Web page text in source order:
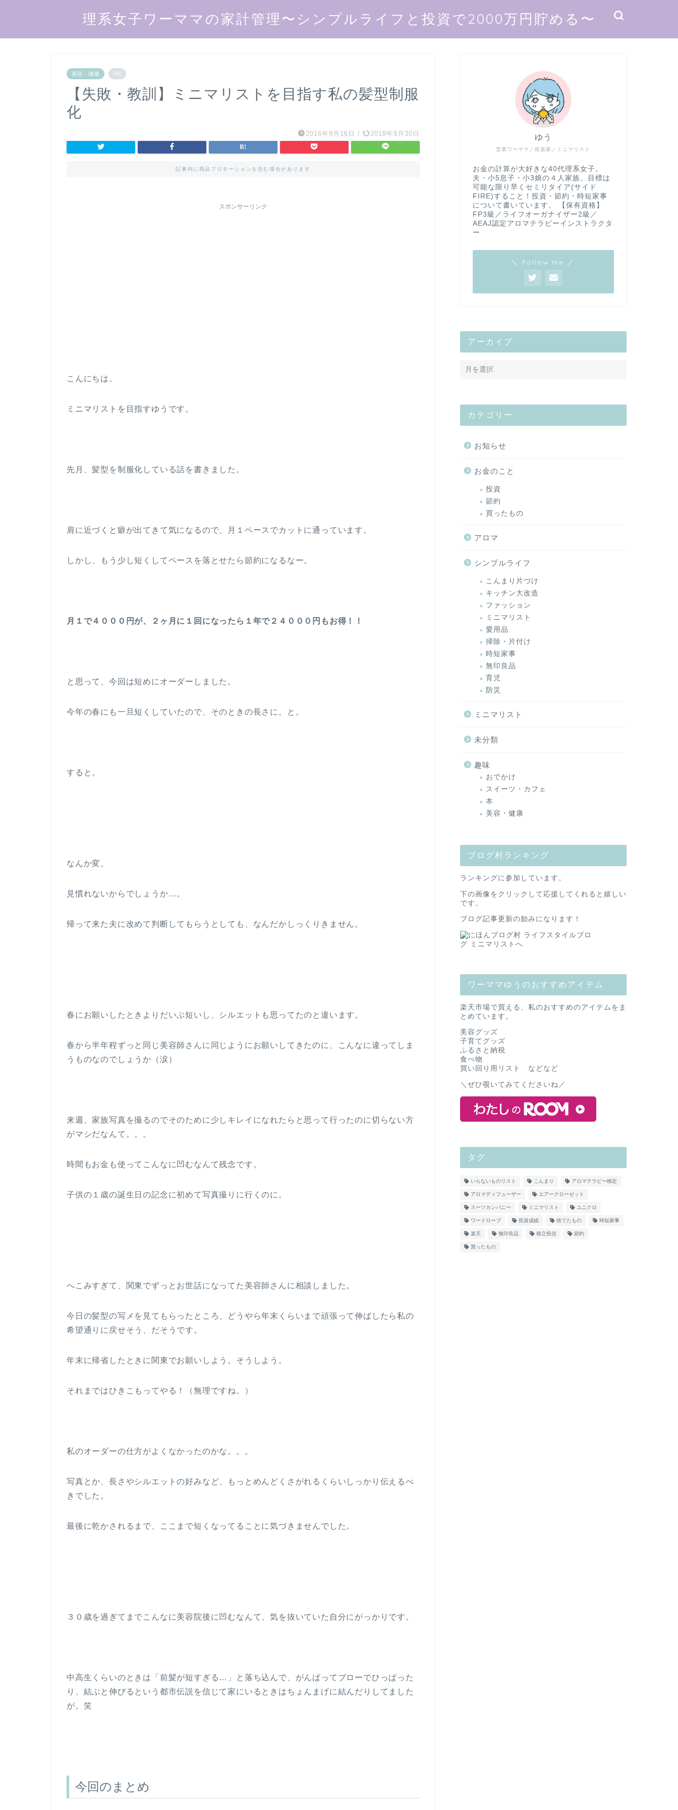
理系女子ワーママの家計管理〜シンプルライフと投資で2000万円貯める〜
美容・健康 PR
【失敗・教訓】ミニマリストを目指す私の髪型制服
化
2016年9月16日 / 2018年9月30日
記事内に商品プロモーションを含む場合があります
スポンサーリンク
こんにちは。
ミニマリストを目指すゆうです。
先月、髪型を制服化している話を書きました。
肩に近づくと癖が出てきて気になるので、月１ペースでカットに通っています。
しかし、もう少し短くしてペースを落とせたら節約になるなー。
月１で４０００円が、２ヶ月に１回になったら１年で２４０００円もお得！！
と思って、今回は短めにオーダーしました。
今年の春にも一旦短くしていたので、そのときの長さに。と。
すると。
なんか変。
見慣れないからでしょうか…。
帰って来た夫に改めて判断してもらうとしても、なんだかしっくりきません。
春にお願いしたときよりだいぶ短いし、シルエットも思ってたのと違います。
春から半年程ずっと同じ美容師さんに同じようにお願いしてきたのに、こんなに違ってしま
うものなのでしょうか（涙）
来週、家族写真を撮るのでそのために少しキレイになれたらと思って行ったのに切らない方
がマシだなんて。。。
時間もお金も使ってこんなに凹むなんて残念です。
子供の１歳の誕生日の記念に初めて写真撮りに行くのに。
へこみすぎて、関東でずっとお世話になってた美容師さんに相談しました。
今日の髪型の写メを見てもらったところ、どうやら年末くらいまで頑張って伸ばしたら私の
希望通りに戻せそう、だそうです。
年末に帰省したときに関東でお願いしよう。そうしよう。
それまではひきこもってやる！（無理ですね。）
私のオーダーの仕方がよくなかったのかな。。。
写真とか、長さやシルエットの好みなど、もっとめんどくさがれるくらいしっかり伝えるべ
きでした。
最後に乾かされるまで、ここまで短くなってることに気づきませんでした。
３０歳を過ぎてまでこんなに美容院後に凹むなんて、気を抜いていた自分にがっかりです。
中高生くらいのときは「前髪が短すぎる…」と落ち込んで、がんばってブローでひっぱった
り、結ぶと伸びるという都市伝説を信じて家にいるときはちょんまげに結んだりしてました
が。笑
今回のまとめ
営業ワーママ／投資家／ミニマリスト
ゆう
お金の計算が大好きな40代理系女子。
夫・小5息子・小3娘の４人家族。目標は
可能な限り早くセミリタイア(サイド
FIRE)すること！投資・節約・時短家事
について書いています。 【保有資格】
FP3級／ライフオーガナイザー2級／
AEAJ認定アロマテラピーインストラクタ
ー
＼ Follow me ／
アーカイブ
カテゴリー
お知らせ
お金のこと
投資
節約
買ったもの
アロマ
シンプルライフ
こんまり片づけ
キッチン大改造
ファッション
ミニマリスト
愛用品
掃除・片付け
時短家事
無印良品
育児
防災
ミニマリスト
未分類
趣味
おでかけ
スイーツ・カフェ
本
美容・健康
ブログ村ランキング
ランキングに参加しています。
下の画像をクリックして応援してくれると嬉しい
です。
ブログ記事更新の励みになります！
ワーママゆうのおすすめアイテム
楽天市場で買える、私のおすすめのアイテムをま
とめています。
美容グッズ
子育てグッズ
ふるさと納税
食べ物
買い回り用リスト などなど
＼ぜひ覗いてみてくださいね／
タグ
いらないものリスト こんまり アロマテラピー検定
アロマディフューザー エアークローゼット
スーツカンパニー ミニマリスト ユニクロ
ワードローブ 投資成績 捨てたもの 時短家事
楽天 無印良品 積立投信 節約
買ったもの